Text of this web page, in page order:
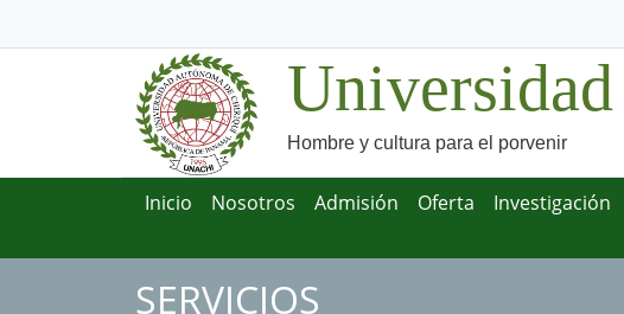
Hombre y cultura para el porvenir
Inicio Nosotros Admisión Oferta Investigación
SERVICIOS